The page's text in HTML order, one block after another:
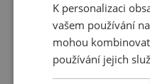
K personalizaci
vašem používání
mohou
používání jejich